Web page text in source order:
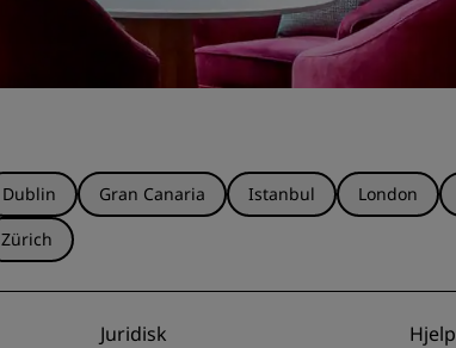
Dublin Gran Canaria Istanbul London
Zürich
Juridisk Hjelp